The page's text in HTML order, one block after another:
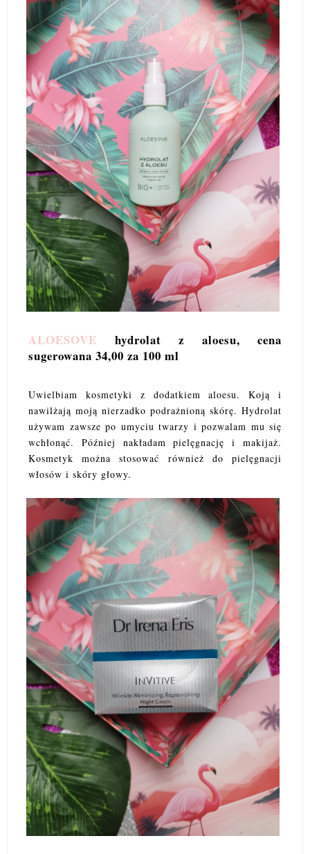
ALOESOVE hydrolat z aloesu, cena
sugerowana 34,00 za 100 ml
Uwielbiam kosmetyki z dodatkiem aloesu. Koją i
nawilżają moją nierzadko podrażnioną skórę. Hydrolat
używam zawsze po umyciu twarzy i pozwalam mu się
wchłonąć. Później nakładam pielęgnację i makijaż.
Kosmetyk można stosować również do pielęgnacji
włosów i skóry głowy.